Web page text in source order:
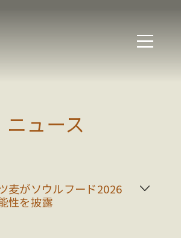
ニュース
ニュース
麦がソウルフード2026
性を披露